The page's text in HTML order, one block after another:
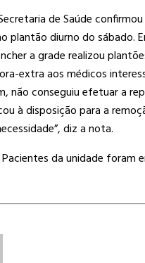
de Saúde
plantão diurno do sábado.
a grade realizou
extra aos médicos
não conseguiu efetuar a
à disposição para a
diz a nota.
da unidade foram